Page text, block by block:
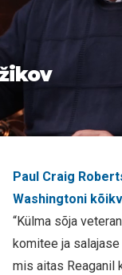
Paul Craig
Washingtoni
“Külma sõja
komitee ja
mis aitas Reaganil